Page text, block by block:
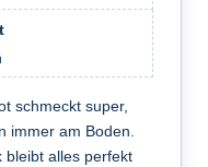
schmeckt super,
immer am Boden.
bleibt alles perfekt